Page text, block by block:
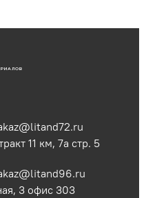
11 км, 7а стр. 5
3​ офис 303